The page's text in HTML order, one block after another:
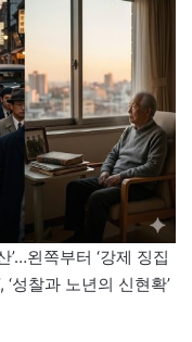
’…왼쪽부터 ‘강제 징집
‘성찰과 노년의 신현확’